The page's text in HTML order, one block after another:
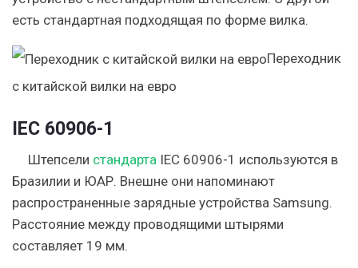
есть стандартная подходящая по форме вилка.
Переходник
с китайской вилки на евро
IEC 60906-1
Штепсели стандарта IEC 60906-1 используются в
Бразилии и ЮАР. Внешне они напоминают
распространенные зарядные устройства Samsung.
Расстояние между проводящими штырями
составляет 19 мм.